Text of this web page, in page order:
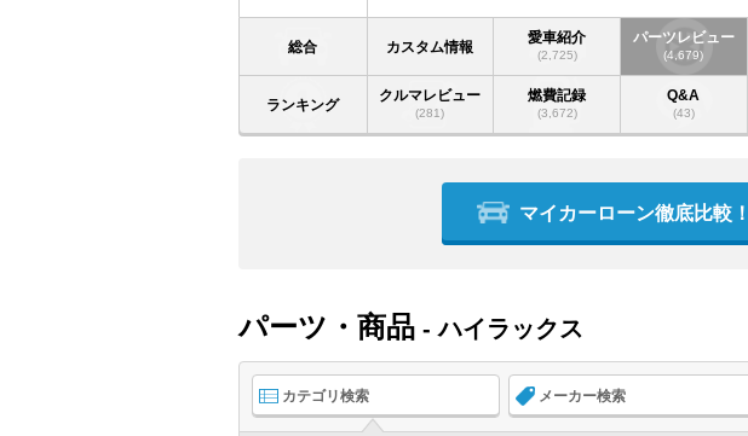
総合 カスタム情報
愛車紹介
(2,725)
パーツレビュー
(4,679)
ランキング
クルマレビュー
(281)
燃費記録
(3,672)
Q&A
(43)
マイカーローン徹底比較！
パーツ・商品 - ハイラックス
カテゴリ検索 メーカー検索